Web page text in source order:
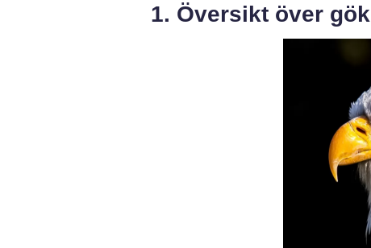
1. Översikt över